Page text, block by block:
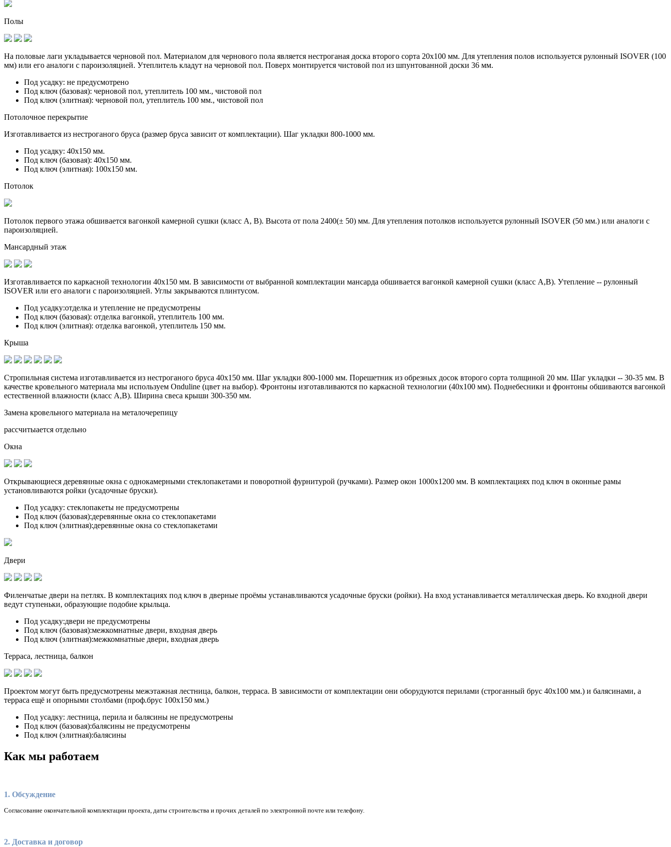
Полы
На половые лаги укладывается черновой пол. Материалом для чернового пола является нестроганая доска второго сорта 20х100 мм. Для утепления полов используется рулонный ISOVER (100
мм) или его аналоги с пароизоляцией. Утеплитель кладут на черновой пол. Поверх монтируется чистовой пол из шпунтованной доски 36 мм.
Под усадку: не предусмотрено
Под ключ (базовая): черновой пол, утеплитель 100 мм., чистовой пол
Под ключ (элитная): черновой пол, утеплитель 100 мм., чистовой пол
Потолочное перекрытие
Изготавливается из нестроганого бруса (размер бруса зависит от комплектации). Шаг укладки 800-1000 мм.
Под усадку: 40х150 мм.
Под ключ (базовая): 40х150 мм.
Под ключ (элитная): 100х150 мм.
Потолок
Потолок первого этажа обшивается вагонкой камерной сушки (класс A, B). Высота от пола 2400(± 50) мм. Для утепления потолков используется рулонный ISOVER (50 мм.) или аналоги с
пароизоляцией.
Мансардный этаж
Изготавливается по каркасной технологии 40х150 мм. В зависимости от выбранной комплектации мансарда обшивается вагонкой камерной сушки (класс А,В). Утепление -- рулонный
ISOVER или его аналоги с пароизоляцией. Углы закрываются плинтусом.
Под усадку:отделка и утепление не предусмотрены
Под ключ (базовая): отделка вагонкой, утеплитель 100 мм.
Под ключ (элитная): отделка вагонкой, утеплитель 150 мм.
Крыша
Стропильная система изготавливается из нестроганого бруса 40х150 мм. Шаг укладки 800-1000 мм. Порешетник из обрезных досок второго сорта толщиной 20 мм. Шаг укладки -- 30-35 мм. В
качестве кровельного материала мы используем Onduline (цвет на выбор). Фронтоны изготавливаются по каркасной технологии (40х100 мм). Поднебесники и фронтоны обшиваются вагонкой
естественной влажности (класс А,В). Ширина свеса крыши 300-350 мм.
Замена кровельного материала на металочерепицу
рассчитыается отдельно
Окна
Открывающиеся деревянные окна с однокамерными стеклопакетами и поворотной фурнитурой (ручками). Размер окон 1000х1200 мм. В комплектациях под ключ в оконные рамы
установливаются ройки (усадочные бруски).
Под усадку: стеклопакеты не предусмотрены
Под ключ (базовая):деревянные окна со стеклопакетами
Под ключ (элитная):деревянные окна со стеклопакетами
Двери
Филенчатые двери на петлях. В комплектациях под ключ в дверные проёмы устанавливаются усадочные бруски (ройки). На вход устанавливается металлическая дверь. Ко входной двери
ведут ступеньки, образующие подобие крыльца.
Под усадку:двери не предусмотрены
Под ключ (базовая):межкомнатные двери, входная дверь
Под ключ (элитная):межкомнатные двери, входная дверь
Терраса, лестница, балкон
Проектом могут быть предусмотрены межэтажная лестница, балкон, терраса. В зависимости от комплектации они оборудуются перилами (строганный брус 40х100 мм.) и балясинами, а
терраса ещё и опорными столбами (проф.брус 100х150 мм.)
Под усадку: лестница, перила и балясины не предусмотрены
Под ключ (базовая):балясины не предусмотрены
Под ключ (элитная):балясины
Как мы работаем
1. Обсуждение
Согласование окончательной комплектации проекта, даты строительства и прочих деталей по электронной почте или телефону.
2. Доставка и договор